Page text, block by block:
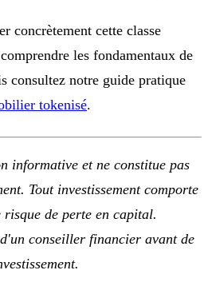
concrètement cette classe
les fondamentaux de
consultez notre guide pratique
tokenisé.
informative et ne constitue pas
Tout investissement comporte
de perte en capital.
conseiller financier avant de